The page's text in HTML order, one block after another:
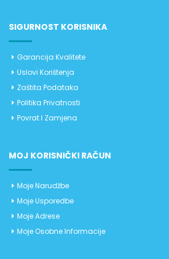
SIGURNOST KORISNIKA
Garancija Kvalitete
Uslovi Korištenja
Zaštita Podataka
Politika Privatnosti
Povrat I Zamjena
MOJ KORISNIČKI RAČUN
Moje Narudžbe
Moje Usporedbe
Moje Adrese
Moje Osobne Informacije